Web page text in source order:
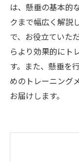
は、懸垂の基本的
クまで幅広く解説
で、お役立ていた
らより効果的にト
す。また、懸垂を
めのトレーニング
お届けします。